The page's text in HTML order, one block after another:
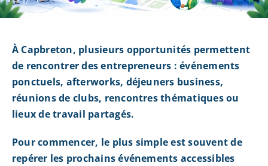
À Capbreton, plusieurs opportunités permettent
de rencontrer des entrepreneurs : événements
ponctuels, afterworks, déjeuners business,
réunions de clubs, rencontres thématiques ou
lieux de travail partagés.
Pour commencer, le plus simple est souvent de
repérer les prochains événements accessibles